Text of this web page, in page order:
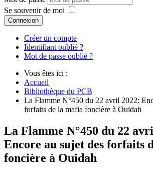
Se souvenir de moi
Connexion
Créer un compte
Identifiant oublié ?
Mot de passe oublié ?
Vous êtes ici :
Accueil
Bibliothèque du PCB
La Flamme N°450 du 22 avril 2022:
forfaits de la mafia foncière à Ouidah
La Flamme N°450 du 22
Encore au sujet des forfaits
foncière à Ouidah